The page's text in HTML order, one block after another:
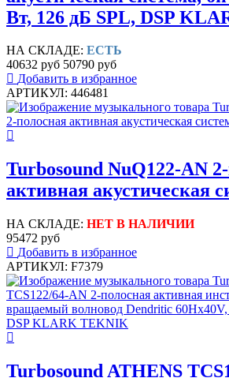
Вт, 126 дБ SPL, DSP
НА СКЛАДЕ: ЕСТЬ
40632 руб 50790 руб
Добавить в избранное
АРТИКУЛ: 446481
Turbosound NuQ122-AN
активная акустическая
НА СКЛАДЕ: НЕТ В НАЛИЧИИ
95472 руб
Добавить в избранное
АРТИКУЛ: F7379
Turbosound ATHENS